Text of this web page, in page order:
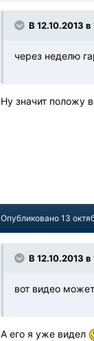
В 12.10.2013
через неделю
Ну значит положу
Опубликовано13
В 12.10.2013
вот видео
А его я уже видел